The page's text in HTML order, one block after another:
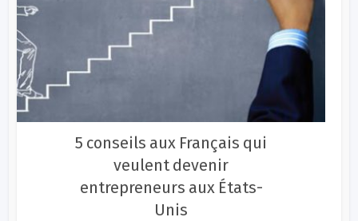
5 conseils aux Français qui
veulent devenir
entrepreneurs aux États-
Unis